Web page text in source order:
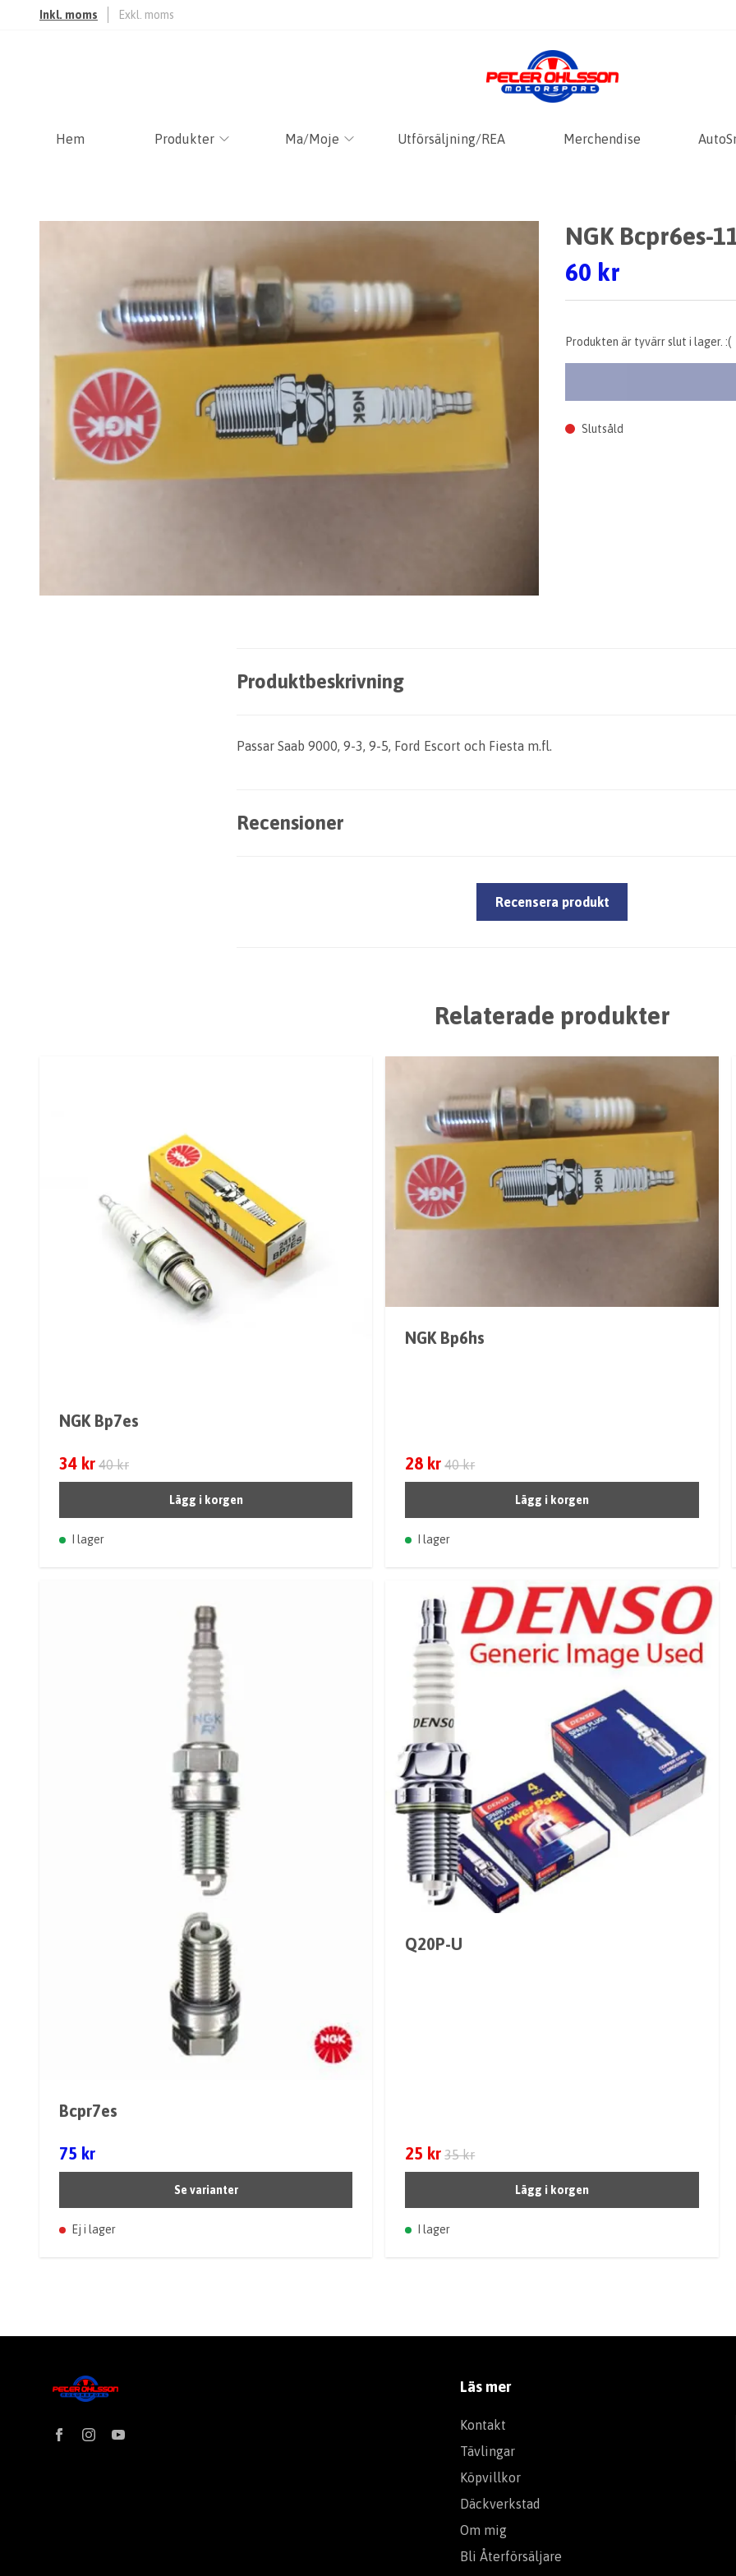
Inkl. moms Exkl. moms
Hem Produkter Ma/Moje Utförsäljning/REA Merchendise
NGK Bcpr6es-
60 kr
Produkten är tyvärr slut i lager. :(
Slutsåld
Produktbeskrivning
Passar Saab 9000, 9-3, 9-5, Ford Escort och Fiesta m.fl.
Recensioner
Recensera produkt
Relaterade produkter
NGK Bp7es
34 kr 40 kr
Lägg i korgen
I lager
NGK Bp6hs
28 kr 40 kr
Lägg i korgen
I lager
Bcpr7es
75 kr
Se varianter
Ej i lager
Q20P-U
25 kr 35 kr
Lägg i korgen
I lager
Läs mer
Kontakt
Tävlingar
Köpvillkor
Däckverkstad
Om mig
Bli Återförsäljare